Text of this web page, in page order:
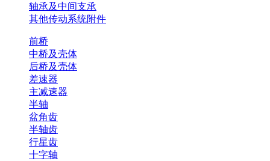
轴承及中间支承
其他传动系统附件
前桥
中桥及壳体
后桥及壳体
差速器
主减速器
半轴
盆角齿
半轴齿
行星齿
十字轴